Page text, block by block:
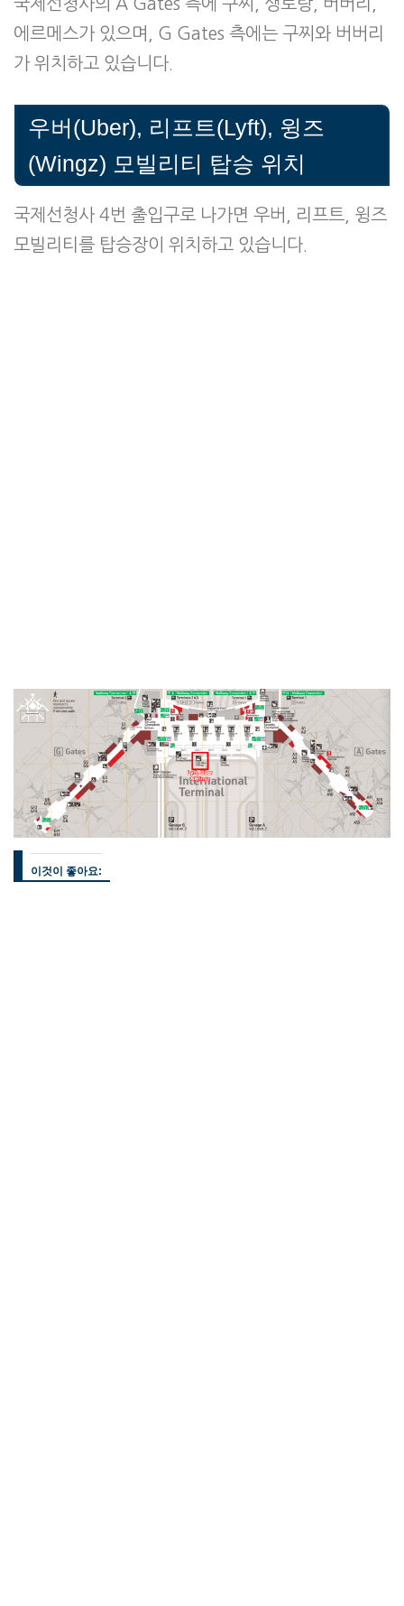
에르메스가 있으며, G Gates 측에는 구찌와 버버리
가 위치하고 있습니다.
우버(Uber), 리프트(Lyft), 윙즈
(Wingz) 모빌리티 탑승 위치
국제선청사 4번 출입구로 나가면 우버, 리프트, 윙즈
모빌리티를 탑승장이 위치하고 있습니다.
이것이 좋아요: